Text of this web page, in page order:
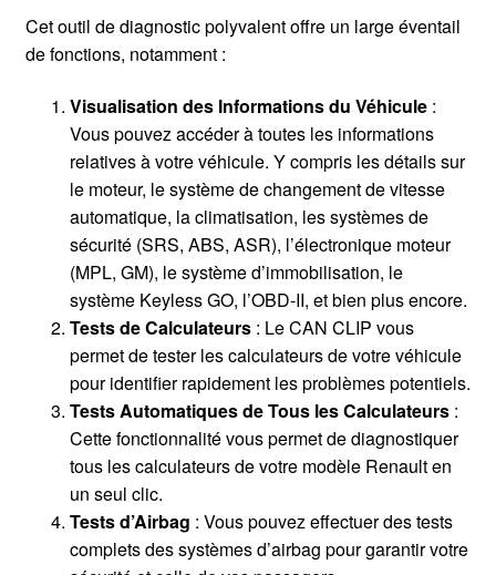
Cet outil de diagnostic polyvalent offre un large éventail
de fonctions, notamment :
Visualisation des Informations du Véhicule:
Vous pouvez accéder à toutes les informations
relatives à votre véhicule. Y compris les détails sur
le moteur, le système de changement de vitesse
automatique, la climatisation, les systèmes de
sécurité (SRS, ABS, ASR), l’électronique moteur
(MPL, GM), le système d’immobilisation, le
système Keyless GO, l’OBD-II, et bien plus encore.
Tests de Calculateurs: Le CAN CLIP vous
permet de tester les calculateurs de votre véhicule
pour identifier rapidement les problèmes potentiels.
Tests Automatiques de Tous les Calculateurs:
Cette fonctionnalité vous permet de diagnostiquer
tous les calculateurs de votre modèle Renault en
un seul clic.
Tests d’Airbag : Vous pouvez effectuer des tests
complets des systèmes d’airbag pour garantir votre